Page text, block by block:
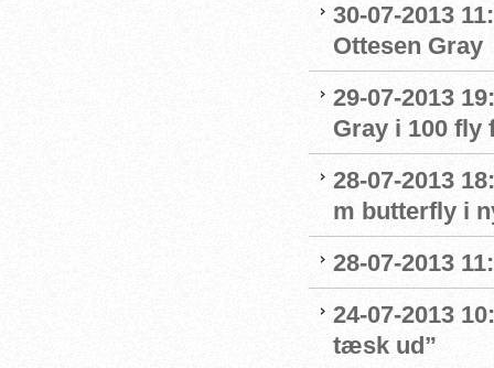
30-07-2013
Ottesen Gray
29-07-2013
Gray i 100 fly
28-07-2013
m butterfly i
28-07-2013
24-07-2013
tæsk ud”